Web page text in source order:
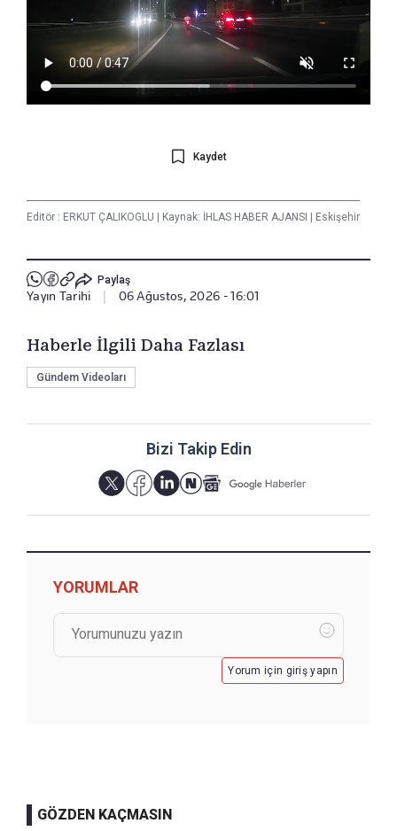
Kaydet
Editör : ERKUT ÇALIKOGLU | Kaynak: İHLAS HABER AJANSI | Eskişehir
Paylaş
Yayın Tarihi 06 Ağustos, 2026 - 16:01
Haberle İlgili Daha Fazlası
Gündem Videoları
Bizi Takip Edin
YORUMLAR
Yorum için giriş yapın
GÖZDEN KAÇMASIN